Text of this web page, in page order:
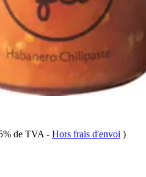
de TVA - Hors frais d'envoi )